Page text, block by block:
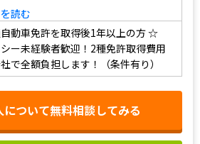
読む
動車免許を取得後1年以上の方☆
ー未経験者歓迎！2種免許取得費用
で全額負担します！（条件有り）
について無料相談してみる